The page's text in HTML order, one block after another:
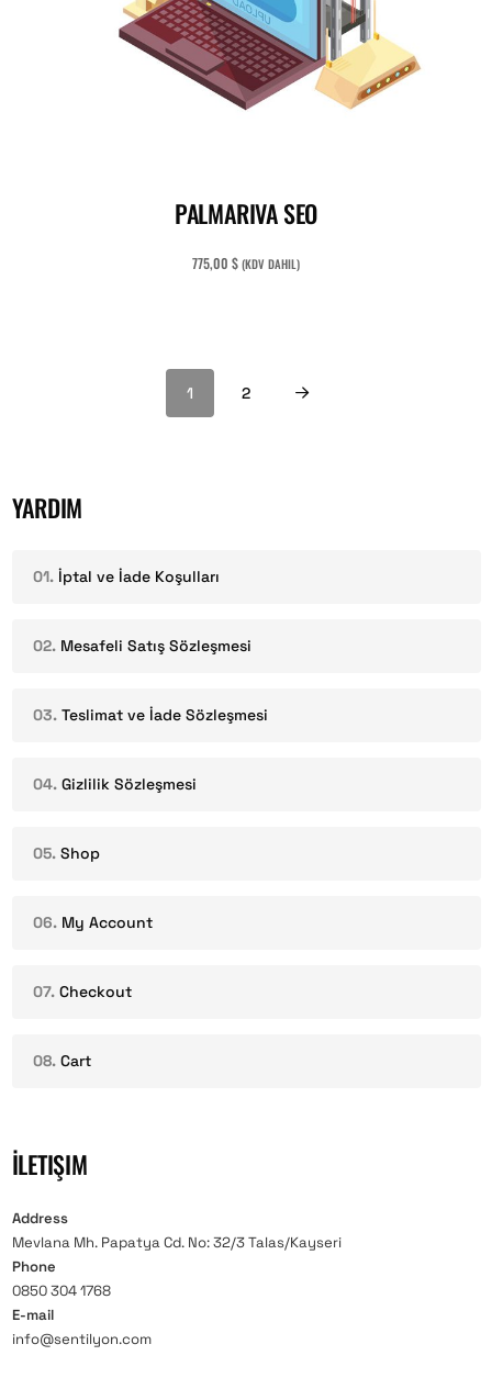
PALMARIVA SEO
775,00 $(KDV DAHIL)
1 2
YARDIM
İptal ve İade Koşulları
Mesafeli Satış Sözleşmesi
Teslimat ve İade Sözleşmesi
Gizlilik Sözleşmesi
Shop
My Account
Checkout
Cart
İLETIŞIM
Address
Mevlana Mh. Papatya Cd. No: 32/3 Talas/Kayseri
Phone
0850 304 1768
E-mail
info@sentilyon.com